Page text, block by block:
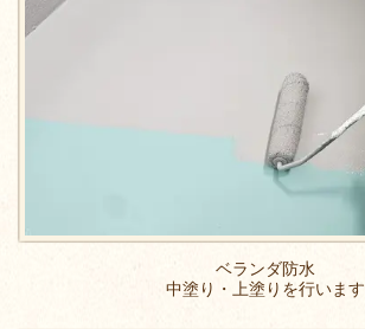
ベランダ防水
中塗り・上塗りを行います